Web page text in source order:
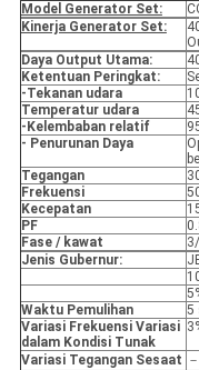
Model Generator Set:
Kinerja Generator Set:
Daya Output Utama:
Ketentuan Peringkat:
-Tekanan udara
Temperatur udara
-Kelembaban relatif
- Penurunan Daya
Tegangan
Frekuensi
Kecepatan
PF
Fase / kawat
Jenis Gubernur:
Waktu Pemulihan
5
Variasi Frekuensi Variasi
dalam Kondisi Tunak
Variasi Tegangan Sesaat